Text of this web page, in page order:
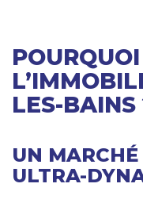
LES-BAINS
UN
ULTRA-